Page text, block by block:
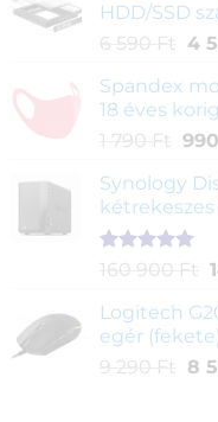
1
HDD/SSD
6 590 Ft
6
4
Spandex
18 éves
1 790 Ft
1
790
990
Synology
kétrekeszes
Értékelés
ből,
1
értékelés
alapján
160 900 Ft
Logitech
egér
9 290 Ft 8